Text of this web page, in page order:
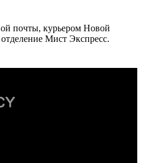
почты, курьером Новой
Мист Экспресс.